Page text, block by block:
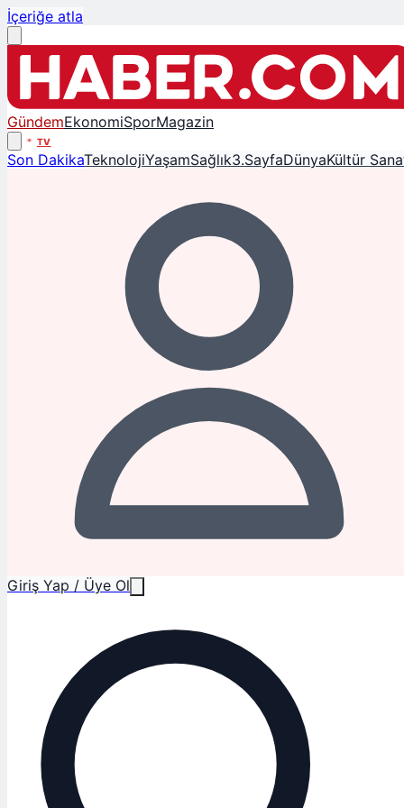
İçeriğe atla
GündemEkonomiSporMagazin
TV
Son DakikaTeknolojiYaşamSağlık3.SayfaDünyaKültür
Giriş Yap / Üye Ol